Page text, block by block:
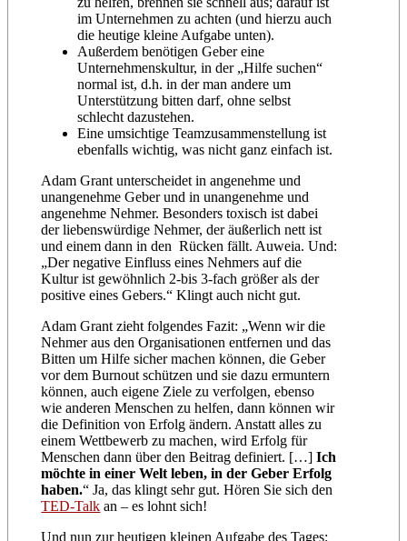
im Unternehmen zu achten (und hierzu auch
die heutige kleine Aufgabe unten).
Außerdem benötigen Geber eine
Unternehmenskultur, in der „Hilfe suchen“
normal ist, d.h. in der man andere um
Unterstützung bitten darf, ohne selbst
schlecht dazustehen.
Eine umsichtige Teamzusammenstellung ist
ebenfalls wichtig, was nicht ganz einfach ist.
Adam Grant unterscheidet in angenehme und
unangenehme Geber und in unangenehme und
angenehme Nehmer. Besonders toxisch ist dabei
der liebenswürdige Nehmer, der äußerlich nett ist
und einem dann in den Rücken fällt. Auweia. Und:
„Der negative Einfluss eines Nehmers auf die
Kultur ist gewöhnlich 2-bis 3-fach größer als der
positive eines Gebers.“ Klingt auch nicht gut.
Adam Grant zieht folgendes Fazit: „Wenn wir die
Nehmer aus den Organisationen entfernen und das
Bitten um Hilfe sicher machen können, die Geber
vor dem Burnout schützen und sie dazu ermuntern
können, auch eigene Ziele zu verfolgen, ebenso
wie anderen Menschen zu helfen, dann können wir
die Definition von Erfolg ändern. Anstatt alles zu
einem Wettbewerb zu machen, wird Erfolg für
Menschen dann über den Beitrag definiert. […]Ich
möchte in einer Welt leben, in der Geber Erfolg
haben.“ Ja, das klingt sehr gut. Hören Sie sich den
TED-Talk an – es lohnt sich!
Und nun zur heutigen kleinen Aufgabe des Tages: